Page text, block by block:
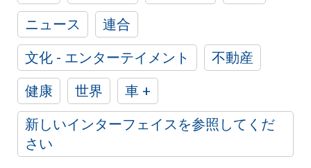
ニュース
連合
文化 - エンターテイメント
不動産
健康
世界
車 +
新しいインターフェイスを参照してくだ
さい